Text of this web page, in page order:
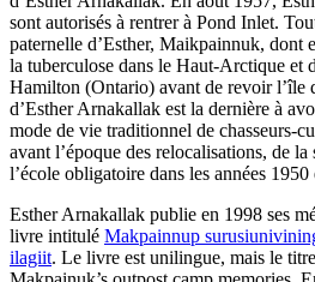
sont autorisés à rentrer à Pond Inlet.
paternelle d’Esther, Maikpainnuk, dont
la tuberculose dans le Haut-Arctique et
Hamilton (Ontario) avant de revoir l’île
d’Esther Arnakallak est la dernière à
mode de vie traditionnel de chasseurs-
avant l’époque des relocalisations, de
l’école obligatoire dans les années 1950
Esther Arnakallak publie en 1998 ses
livre intitulé Makpainnup
ilagiit. Le livre est unilingue, mais le